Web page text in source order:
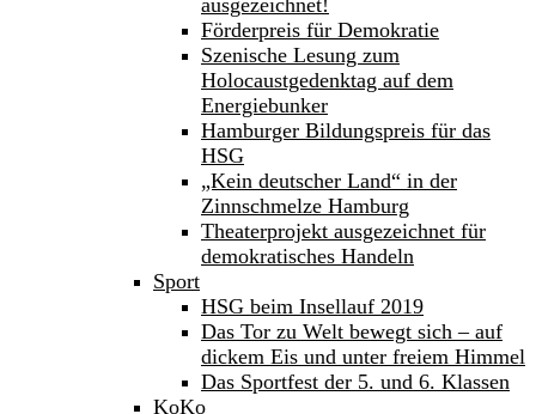
ausgezeichnet!
Förderpreis für Demokratie
Szenische Lesung zum
Holocaustgedenktag auf dem
Energiebunker
Hamburger Bildungspreis für das
HSG
„Kein deutscher Land“ in der
Zinnschmelze Hamburg
Theaterprojekt ausgezeichnet für
demokratisches Handeln
Sport
HSG beim Insellauf 2019
Das Tor zu Welt bewegt sich – auf
dickem Eis und unter freiem Himmel
Das Sportfest der 5. und 6. Klassen
KoKo